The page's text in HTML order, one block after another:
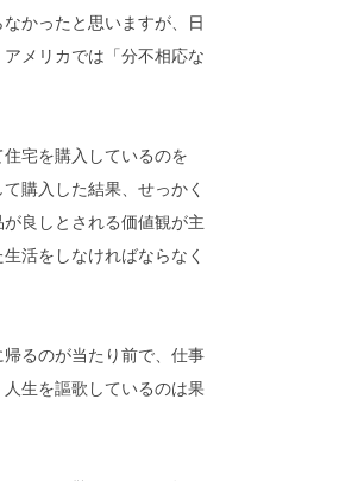
かったと思いますが、日
メリカでは「分不相応な
宅を購入しているのを
購入した結果、せっかく
良しとされる価値観が主
活をしなければならなく
るのが当たり前で、仕事
生を謳歌しているのは果